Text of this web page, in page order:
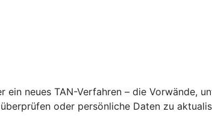
ein neues TAN-Verfahren – die Vorwände,
oder persönliche Daten zu